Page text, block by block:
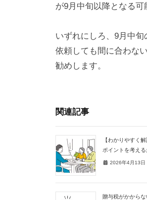
が9月中旬以降となる可
いずれにしろ、9月中
依頼しても間に合わな
勧めします。
関連記事
【わかりやすく
ポイントを考える
2026年4月13日
贈与税がかから